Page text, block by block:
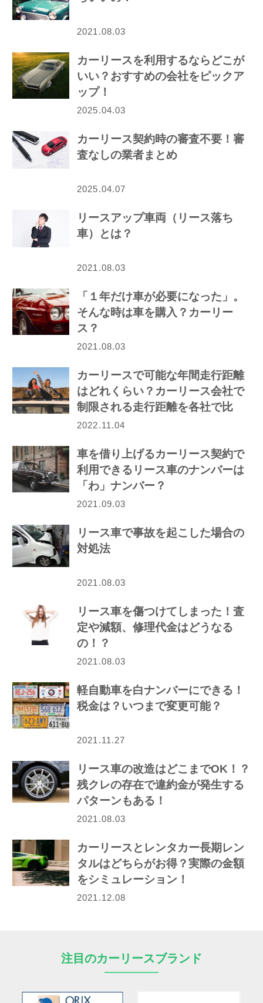
2021.08.03
カーリースを利用するならどこが
いい？おすすめの会社をピックア
ップ！
2025.04.03
カーリース契約時の審査不要！審
査なしの業者まとめ
2025.04.07
リースアップ車両（リース落ち
車）とは？
2021.08.03
「１年だけ車が必要になった」。
そんな時は車を購入？カーリー
ス？
2021.08.03
カーリースで可能な年間走行距離
はどれくらい？カーリース会社で
制限される走行距離を各社で比
較！
2022.11.04
車を借り上げるカーリース契約で
利用できるリース車のナンバーは
「わ」ナンバー？
2021.09.03
リース車で事故を起こした場合の
対処法
2021.08.03
リース車を傷つけてしまった！査
定や減額、修理代金はどうなる
の！？
2021.08.03
軽自動車を白ナンバーにできる！
税金は？いつまで変更可能？
2021.11.27
リース車の改造はどこまでOK！？
残クレの存在で違約金が発生する
パターンもある！
2021.08.03
カーリースとレンタカー長期レン
タルはどちらがお得？実際の金額
をシミュレーション！
2021.12.08
注目のカーリースブランド